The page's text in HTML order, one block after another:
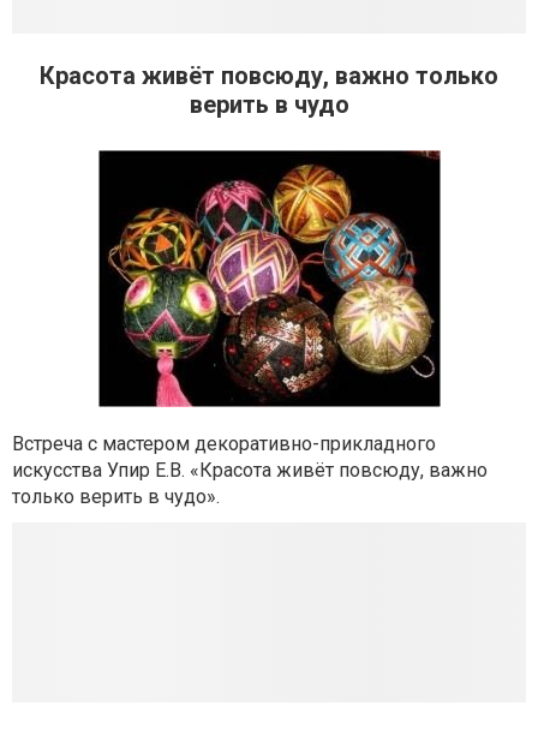
Красота живёт повсюду, важно только
верить в чудо
Встреча с мастером декоративно-прикладного
искусства Упир Е.В. «Красота живёт повсюду, важно
только верить в чудо».